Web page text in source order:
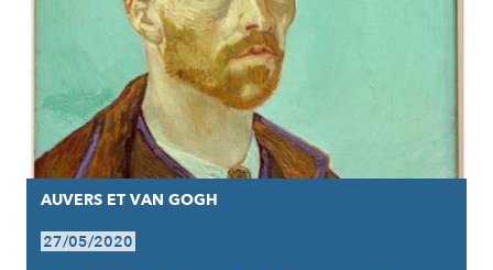
AUVERS ET VAN GOGH
27/05/2020